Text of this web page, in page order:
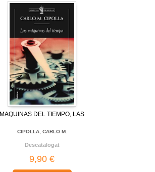
MAQUINAS DEL TIEMPO, LAS
CIPOLLA, CARLO M.
Descatalogat
9,90 €